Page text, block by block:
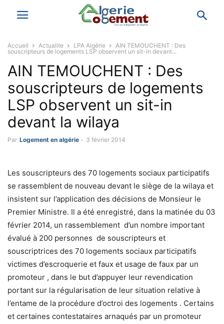
Accueil Actualite LPA Algérie
AIN TEMOUCHENT : Des
souscripteurs de logements LSP observent un sit-in devant...
AIN TEMOUCHENT : Des
souscripteurs de logements
LSP observent un sit-in
devant la wilaya
Par Logement en algérie - 3 février 2014
Les souscripteurs des 70 logements sociaux participatifs
se rassemblent de nouveau devant le siège de la wilaya et
insistent sur l’application des décisions de Monsieur le
Premier Ministre. Il a été enregistré, dans la matinée du 03
février 2014, un rassemblement d’un nombre important
évalué à 200 personnes de souscripteurs et
souscriptrices des 70 logements sociaux participatifs
victimes d’escroquerie et faux et usage de faux par un
promoteur , dans le but d’appuyer leur revendication
portant sur la régularisation de leur situation relative à
l’entame de la procédure d’octroi des logements . Certains
et certaines contestataires arnaqués par un promoteur